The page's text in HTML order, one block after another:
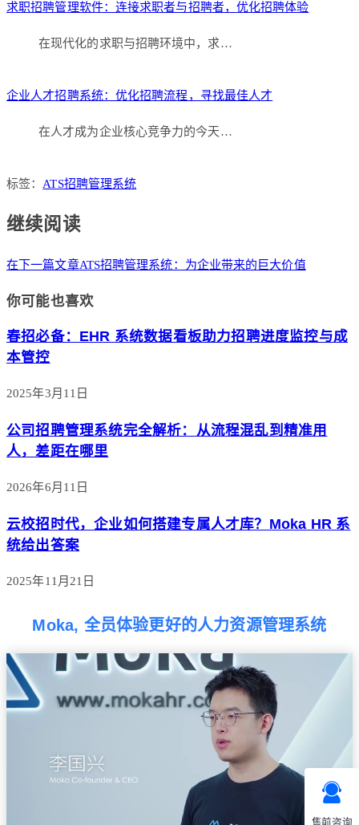
售前咨询
求职招聘管理软件：连接求职者与招聘者，优化招聘体验
在现代化的求职与招聘环境中，求…
企业人才招聘系统：优化招聘流程，寻找最佳人才
在人才成为企业核心竞争力的今天…
标签： ATS招聘管理系统
继续阅读
在下一篇文章ATS招聘管理系统：为企业带来的巨大价值
你可能也喜欢
春招必备：EHR 系统数据看板助力招聘进度监控与成
本管控
2025年3月11日
公司招聘管理系统完全解析：从流程混乱到精准用
人，差距在哪里
2026年6月11日
云校招时代，企业如何搭建专属人才库？Moka HR 系
统给出答案
2025年11月21日
Moka, 全员体验更好的人力资源管理系统